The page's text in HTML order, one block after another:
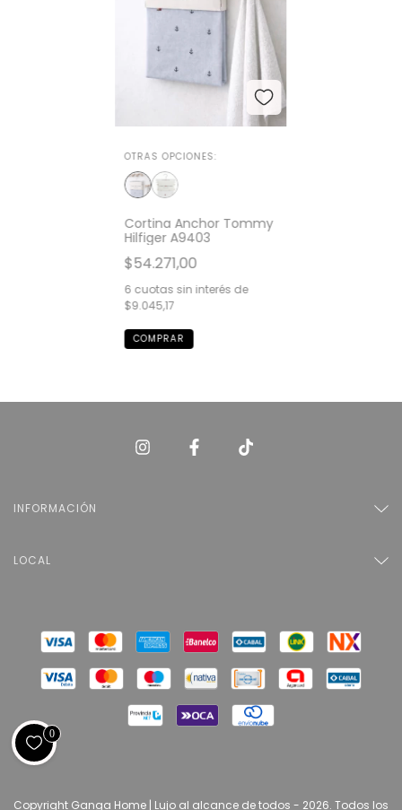
OTRAS OPCIONES:
Cortina Anchor Tommy
Hilfiger A9403
$54.271,00
6 cuotas sin interés de
$9.045,17
INFORMACIÓN
LOCAL
Copyright Ganga Home | Lujo al alcance de todos - 2026. Todos los
0